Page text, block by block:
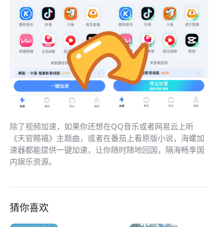
除了视频加速，如果你还想在QQ音乐或者网易云上听
《天官赐福》主题曲，或者在番茄上看原版小说，海螺加
速器都能提供一键加速，让你随时随地回国，隔海畅享国
内娱乐资源。
猜你喜欢